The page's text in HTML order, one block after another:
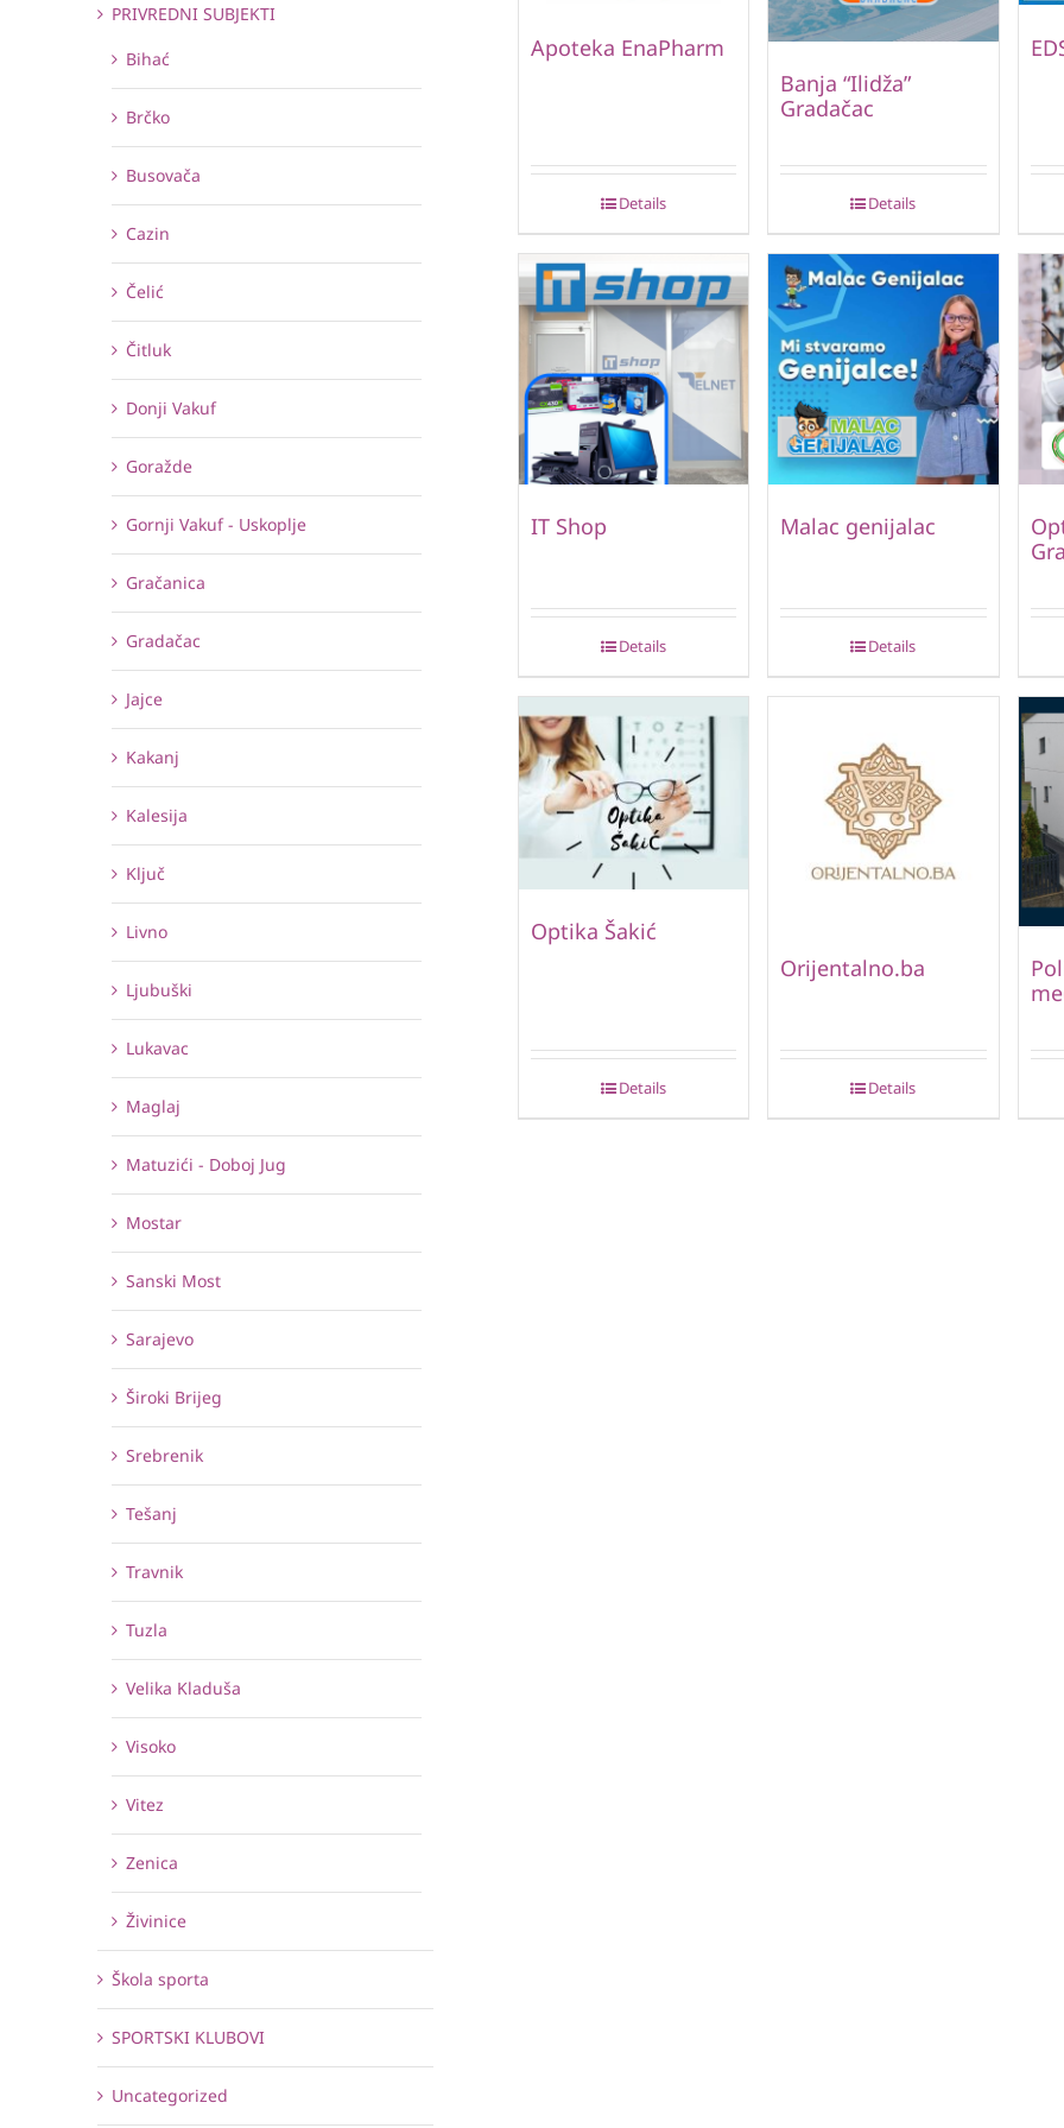
Apoteka EnaPharm
Details
Banja “Ilidža”
Gradačac
Details
IT Shop
Details
Malac genijalac
Details
Optika Šakić
Details
Orijentalno.ba
Details
PRIVREDNI SUBJEKTI
Bihać
Brčko
Busovača
Cazin
Čelić
Čitluk
Donji Vakuf
Goražde
Gornji Vakuf - Uskoplje
Gračanica
Gradačac
Jajce
Kakanj
Kalesija
Ključ
Livno
Ljubuški
Lukavac
Maglaj
Matuzići - Doboj Jug
Mostar
Sanski Most
Sarajevo
Široki Brijeg
Srebrenik
Tešanj
Travnik
Tuzla
Velika Kladuša
Visoko
Vitez
Zenica
Živinice
Škola sporta
SPORTSKI KLUBOVI
Uncategorized